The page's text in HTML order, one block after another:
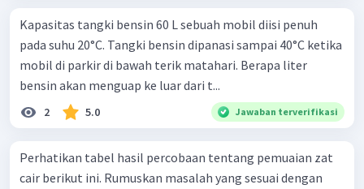
Kapasitas tangki bensin 60 L sebuah mobil diisi penuh
pada suhu 20°C. Tangki bensin dipanasi sampai 40°C ketika
mobil di parkir di bawah terik matahari. Berapa liter
bensin akan menguap ke luar dari t...
2 5.0 Jawaban terverifikasi
Perhatikan tabel hasil percobaan tentang pemuaian zat
cair berikut ini. Rumuskan masalah yang sesuai dengan